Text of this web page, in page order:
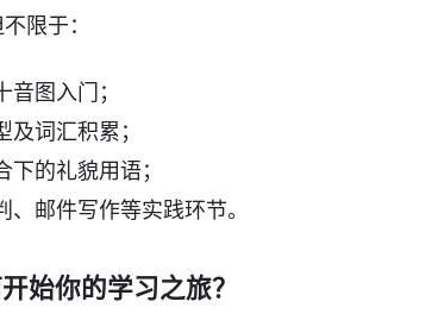
限于：
音图入门；
及词汇积累；
下的礼貌用语；
、邮件写作等实践环节。
始你的学习之旅？